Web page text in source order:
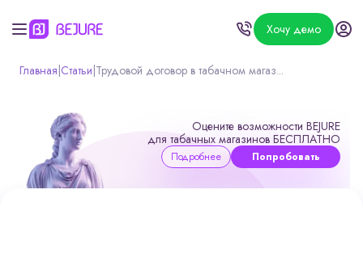
Хочу демо
Главная Статьи Трудовой договор в табачном магаз...
Оцените возможности BEJURE
для табачных магазинов БЕСПЛАТНО
Подробнее Попробовать